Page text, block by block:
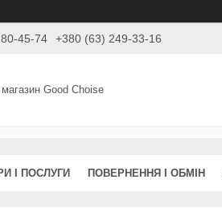
45-74 +380 (63) 249-33-16
магазин Good Choise
І ПОСЛУГИ ПОВЕРНЕННЯ І ОБМІН